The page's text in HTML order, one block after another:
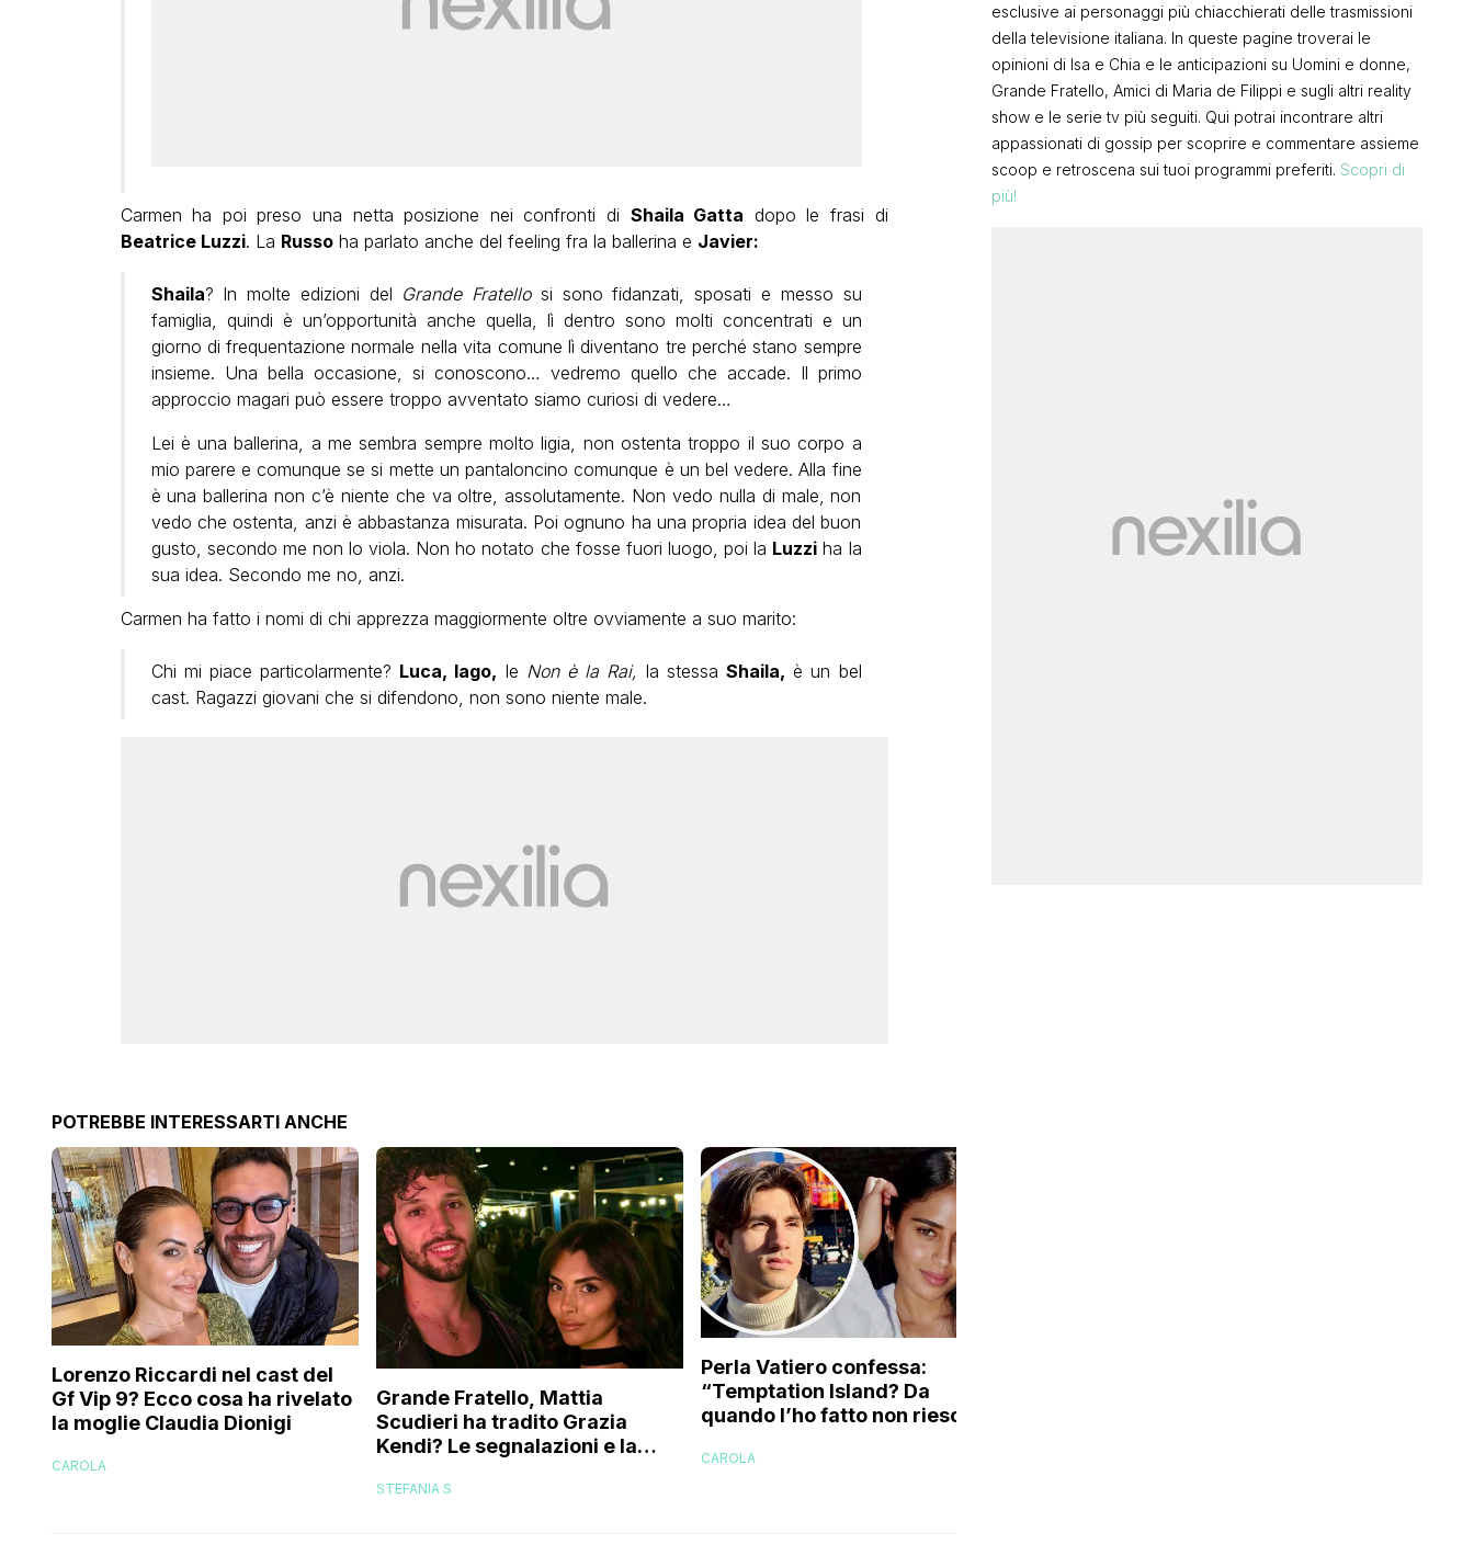
Carmen ha poi preso una netta posizione nei confronti di Shaila Gatta dopo le frasi di
Beatrice Luzzi. La Russoha parlato anche del feeling fra la ballerina e Javier:
Shaila? In molte edizioni del Grande Fratellosi sono fidanzati, sposati e messo su
famiglia, quindi è un’opportunità anche quella, lì dentro sono molti concentrati e un
giorno di frequentazione normale nella vita comune lì diventano tre perché stano sempre
insieme. Una bella occasione, si conoscono… vedremo quello che accade. Il primo
approccio magari può essere troppo avventato siamo curiosi di vedere…
Lei è una ballerina, a me sembra sempre molto ligia, non ostenta troppo il suo corpo a
mio parere e comunque se si mette un pantaloncino comunque è un bel vedere. Alla fine
è una ballerina non c’è niente che va oltre, assolutamente. Non vedo nulla di male, non
vedo che ostenta, anzi è abbastanza misurata. Poi ognuno ha una propria idea del buon
gusto, secondo me non lo viola. Non ho notato che fosse fuori luogo, poi la Luzzi ha la
sua idea. Secondo me no, anzi.
Carmen ha fatto i nomi di chi apprezza maggiormente oltre ovviamente a suo marito:
Chi mi piace particolarmente? Luca, Iago, le Non è la Rai, la stessa Shaila, è un bel
cast. Ragazzi giovani che si difendono, non sono niente male.
POTREBBE INTERESSARTI ANCHE
Lorenzo Riccardi nel cast del
Gf Vip 9? Ecco cosa ha rivelato
la moglie Claudia Dionigi
CAROLA
Grande Fratello, Mattia
Scudieri ha tradito Grazia
Kendi? Le segnalazioni e la
STEFANIA S
Perla Vatiero confessa:
“Temptation Island? Da
quando l’ho fatto non riesco più
CAROLA
esclusive ai personaggi più chiacchierati delle trasmissioni
della televisione italiana. In queste pagine troverai le
opinioni di Isa e Chia e le anticipazioni su Uomini e donne,
Grande Fratello, Amici di Maria de Filippi e sugli altri reality
show e le serie tv più seguiti. Qui potrai incontrare altri
appassionati di gossip per scoprire e commentare assieme
scoop e retroscena sui tuoi programmi preferiti. Scopri di
più!